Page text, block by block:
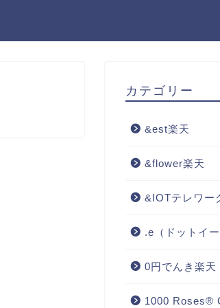
カテゴリー
&est楽天
&flower楽天
&IOTテレワー
.e（ドットイ
0円でんき楽天
1000 Roses®